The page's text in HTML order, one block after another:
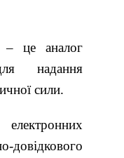
цеаналог
надання
сили.
електронних
довідкового